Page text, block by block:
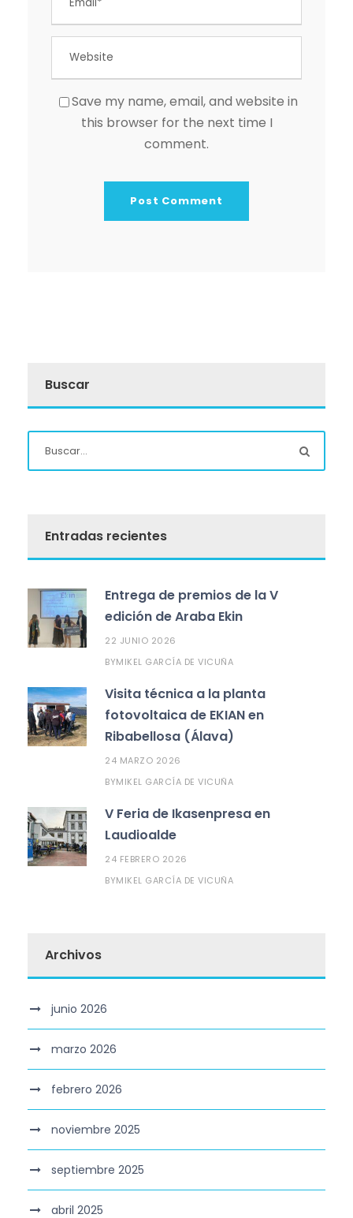
Save my name, email, and website in
this browser for the next time I
comment.
Buscar
Entradas recientes
Entrega de premios de la V
edición de Araba Ekin
22 JUNIO 2026
BYMIKEL GARCÍA DE VICUÑA
Visita técnica a la planta
fotovoltaica de EKIAN en
Ribabellosa (Álava)
24 MARZO 2026
BYMIKEL GARCÍA DE VICUÑA
V Feria de Ikasenpresa en
Laudioalde
24 FEBRERO 2026
BYMIKEL GARCÍA DE VICUÑA
Archivos
junio 2026
marzo 2026
febrero 2026
noviembre 2025
septiembre 2025
abril 2025